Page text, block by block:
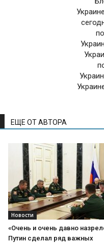
ЕЩЕ ОТ АВТОРА
Новости
«Очень и очень давно
Путин сделал ряд важных